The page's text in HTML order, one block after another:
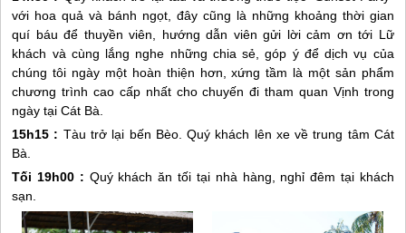
với hoa quả và bánh ngọt, đây cũng là những khoảng thời gian
quí báu để thuyền viên, hướng dẫn viên gửi lời cảm ơn tới Lữ
khách và cùng lắng nghe những chia sẻ, góp ý để dịch vụ của
chúng tôi ngày một hoàn thiện hơn, xứng tầm là một sản phẩm
chương trình cao cấp nhất cho chuyến đi tham quan Vịnh trong
ngày tạiCát Bà.
15h15 : Tàu trở lại bến Bèo. Quý khách lên xe về trung tâm Cát
Bà.
Tối 19h00 : Quý khách ăn tối tại nhà hàng, nghỉ đêm tại khách
sạn.